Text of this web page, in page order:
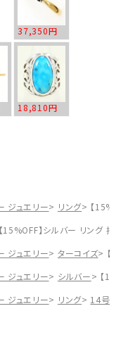
37,350円
18,810円
ジュエリー リング
【15%OFF
【15%OFF】シルバー リング 指輪
ジュエリー ターコイズ
【
ジュエリー シルバー
【
ジュエリー リング 14号～